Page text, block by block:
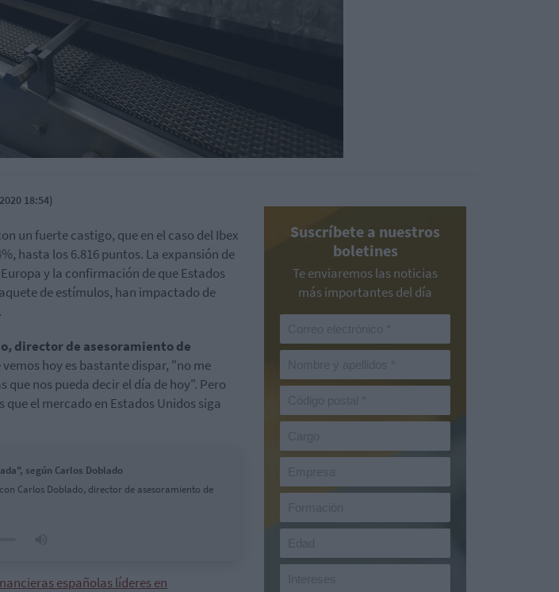
18:54)
un fuerte castigo, que en el caso del Ibex
hasta los 6.816 puntos. La expansión de
y la confirmación de que Estados
de estímulos, han impactado de
director de asesoramiento de
hoy es bastante dispar, "no me
que nos pueda decir el día de hoy". Pero
el mercado en Estados Unidos siga
según Carlos Doblado
Carlos Doblado, director de asesoramiento de
españolas líderes en
Suscríbete a nuestros
boletines
Te enviaremos las noticias
más importantes del día